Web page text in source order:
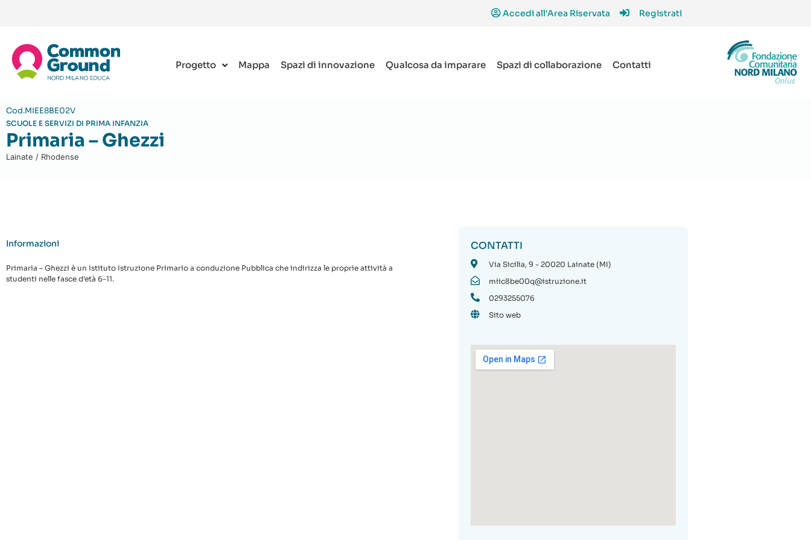
Accedi all'Area Riservata Registrati
Progetto Mappa Spazi di innovazione Qualcosa da imparare Spazi di collaborazione Contatti
Cod.MIEE8BE02V
SCUOLE E SERVIZI DI PRIMA INFANZIA
Primaria – Ghezzi
Lainate / Rhodense
Informazioni
Primaria – Ghezzi è un Istituto Istruzione Primario a conduzione Pubblica che indirizza le proprie attività a
studenti nelle fasce d'età 6-11.
CONTATTI
Via Sicilia, 9 - 20020 Lainate (MI)
miic8be00q@istruzione.it
0293255076
Sito web